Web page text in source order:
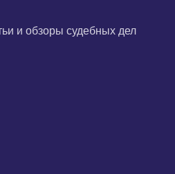
и обзоры судебных дел